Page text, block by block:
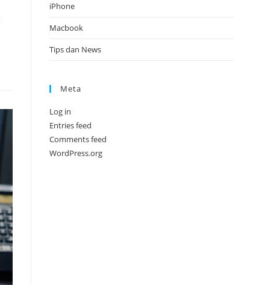
iPhone
Macbook
Tips dan News
Meta
Log in
Entries feed
Comments feed
WordPress.org